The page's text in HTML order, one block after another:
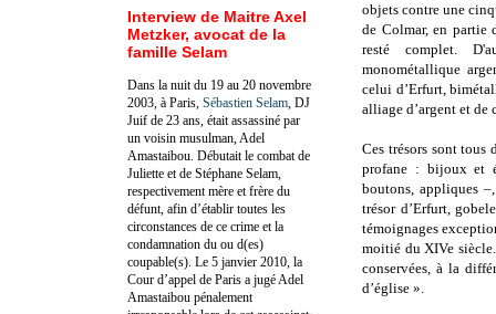
objets contre une
de Colmar, en partie
resté complet.
monométallique
celui d’Erfurt,
alliage d’argent et
Ces trésors sont tous
profane : bijoux et
boutons, appliques
trésor d’Erfurt,
témoignages
moitié du XIVe
conservées, à la
d’église ».
Interview de Maitre Axel
Metzker, avocat de la
famille Selam
Dans la nuit du 19 au 20 novembre
2003, à Paris, Sébastien Selam , DJ
Juif de 23 ans, était assassiné par
un voisin musulman, Adel
Amastaibou. Débutait le combat de
Juliette et de Stéphane Selam,
respectivement mère et frère du
défunt, afin d’établir toutes les
circonstances de ce crime et la
condamnation du ou d(es)
coupable(s). Le 5 janvier 2010, la
Cour d’appel de Paris a jugé Adel
Amastaibou pénalement